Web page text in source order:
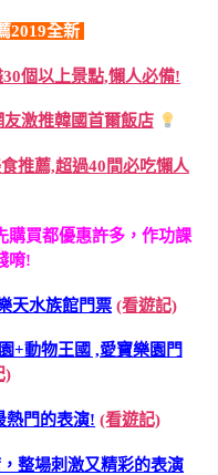
2019全新
個以上景點,懶人必備!
友激推韓國首爾飯店
推薦,超過40間必吃懶人
購買都優惠許多，作功課
唷!
天水族館門票 (看遊記)
+動物王國 ,愛寶樂園門
)
熱門的表演! (看遊記)
整場刺激又精彩的表演